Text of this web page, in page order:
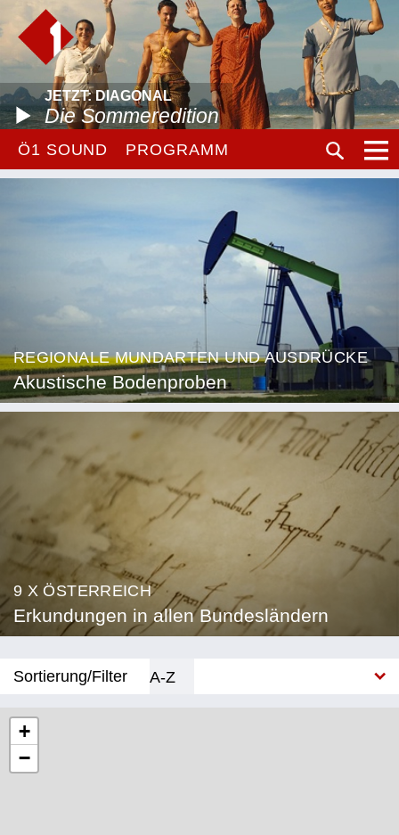
JETZT: DIAGONAL
Die Sommeredition
Ö1 SOUND PROGRAMM
REGIONALE MUNDARTEN UND AUSDRÜCKE
Akustische Bodenproben
9 X ÖSTERREICH
Erkundungen in allen Bundesländern
Sortierung/Filter
A-Z
+
−